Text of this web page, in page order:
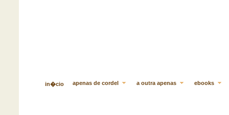
in�cio apenas de cordel a outra apenas ebooks